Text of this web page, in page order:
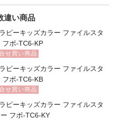
違い商品
ピーキッズカラー ファイルスタ
フボ-TC6-KP
せ買い商品
ピーキッズカラー ファイルスタ
フボ-TC6-KB
せ買い商品
ピーキッズカラー ファイルスタ
フボ-TC6-KY